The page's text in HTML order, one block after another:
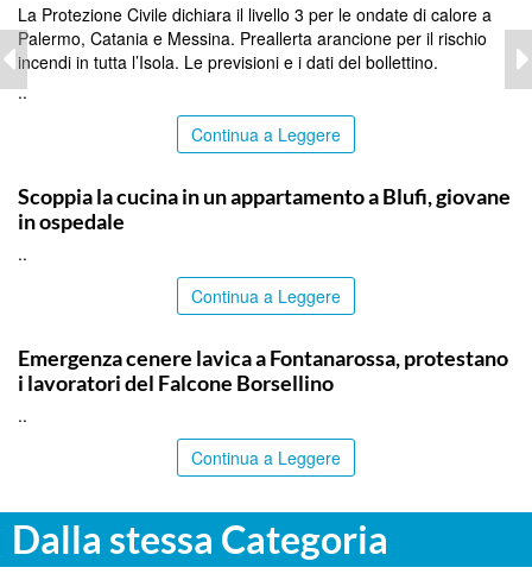
La Protezione Civile dichiara il livello 3 per le ondate di calore a
Palermo, Catania e Messina. Preallerta arancione per il rischio
incendi in tutta l’Isola. Le previsioni e i dati del bollettino.
..
Continua a Leggere
Scoppia la cucina in un appartamento a Blufi, giovane
in ospedale
..
Continua a Leggere
Emergenza cenere lavica a Fontanarossa, protestano
i lavoratori del Falcone Borsellino
..
Continua a Leggere
Dalla stessa Categoria
ITALPRESS